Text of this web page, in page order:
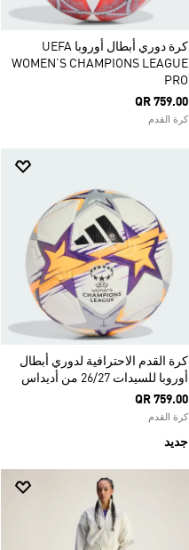
كرة دوري أبطال أوروبا UEFA
WOMEN’S CHAMPIONS LEAGUE
PRO
QR 759.00
كرة القدم
كرة القدم الاحترافية لدوري أبطال
أوروبا للسيدات 26/27 من أديداس
QR 759.00
كرة القدم
جديد